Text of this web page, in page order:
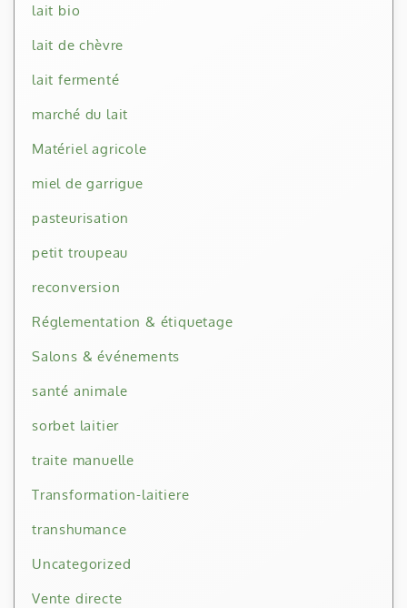
lait bio
lait de chèvre
lait fermenté
marché du lait
Matériel agricole
miel de garrigue
pasteurisation
petit troupeau
reconversion
Réglementation & étiquetage
Salons & événements
santé animale
sorbet laitier
traite manuelle
Transformation-laitiere
transhumance
Uncategorized
Vente directe